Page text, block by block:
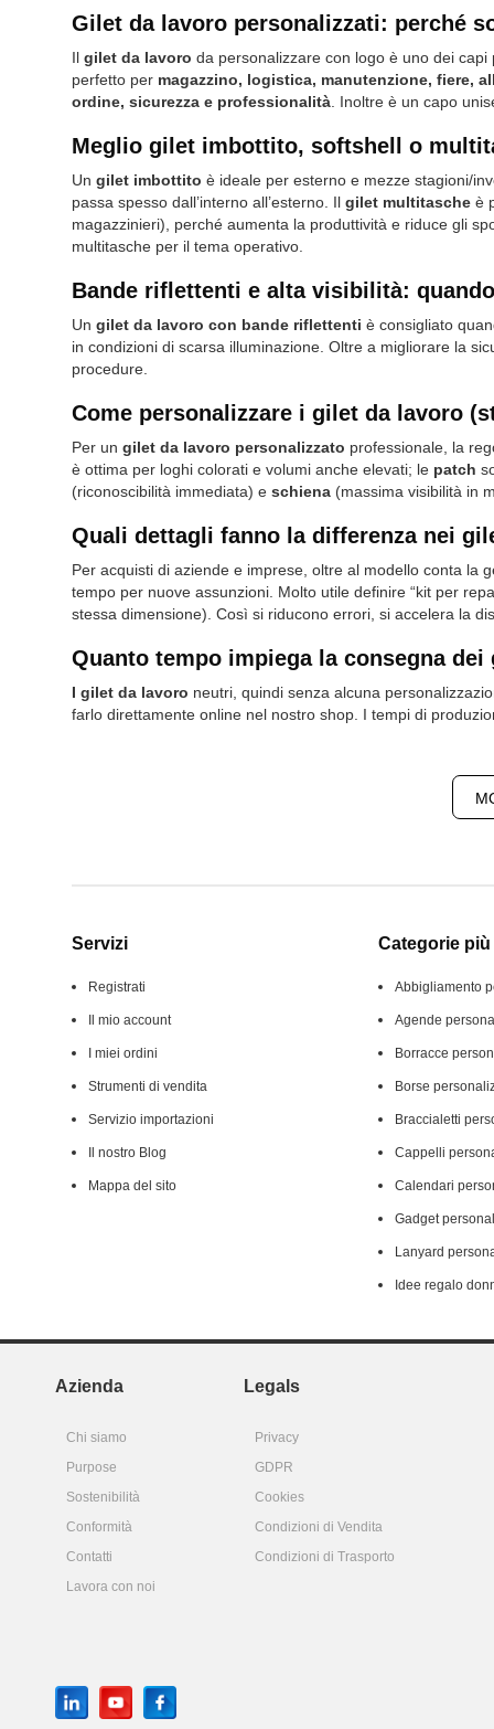
Gilet da lavoro personalizzati: perché
Il gilet da lavoro da personalizzare con logo è uno dei
perfetto per magazzino, logistica, manutenzione, fiere,
ordine, sicurezza e professionalità. Inoltre è un capo
Meglio gilet imbottito, softshell o
Un gilet imbottito è ideale per esterno e mezze stagioni/
passa spesso dall’interno all’esterno. Il gilet multitasche è
magazzinieri), perché aumenta la produttività e riduce gli
multitasche per il tema operativo.
Bande riflettenti e alta visibilità:
Un gilet da lavoro con bande riflettenti è consigliato
in condizioni di scarsa illuminazione. Oltre a migliorare la
procedure.
Come personalizzare i gilet da lavoro
Per un gilet da lavoro personalizzato professionale, la
è ottima per loghi colorati e volumi anche elevati; le patch
(riconoscibilità immediata) e schiena (massima visibilità in
Quali dettagli fanno la differenza nei
Per acquisti di aziende e imprese, oltre al modello conta la
tempo per nuove assunzioni. Molto utile definire “kit per
stessa dimensione). Così si riducono errori, si accelera la
Quanto tempo impiega la consegna
I gilet da lavoro neutri, quindi senza alcuna
farlo direttamente online nel nostro shop. I tempi di
Servizi
Registrati
Il mio account
I miei ordini
Strumenti di vendita
Servizio importazioni
Il nostro Blog
Mappa del sito
Categorie
Abbigliamento
Agende
Borracce
Borse
Braccialetti
Cappelli
Calendari
Gadget
Lanyard
Idee regalo
Azienda Legals
Chi siamo
Privacy
Purpose
GDPR
Sostenibilità
Cookies
Conformità
Condizioni di Vendita
Contatti
Condizioni di Trasporto
Lavora con noi